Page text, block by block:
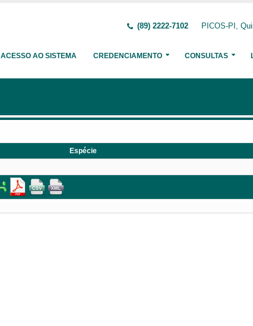
(89) 2222-7102 PICOS-PI,
ACESSO AO SISTEMA CREDENCIAMENTO CONSULTAS
Espécie